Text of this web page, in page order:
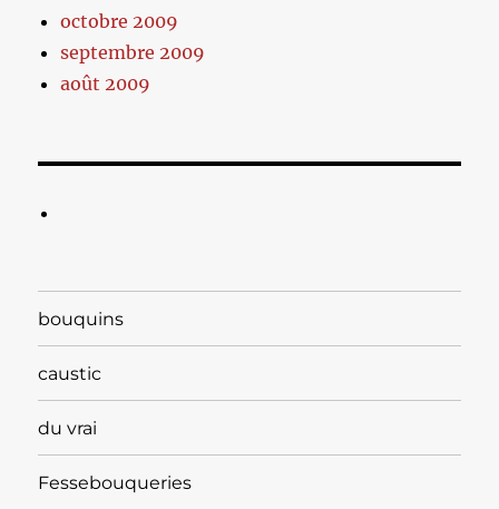
octobre 2009
septembre 2009
août 2009
bouquins
caustic
du vrai
Fessebouqueries